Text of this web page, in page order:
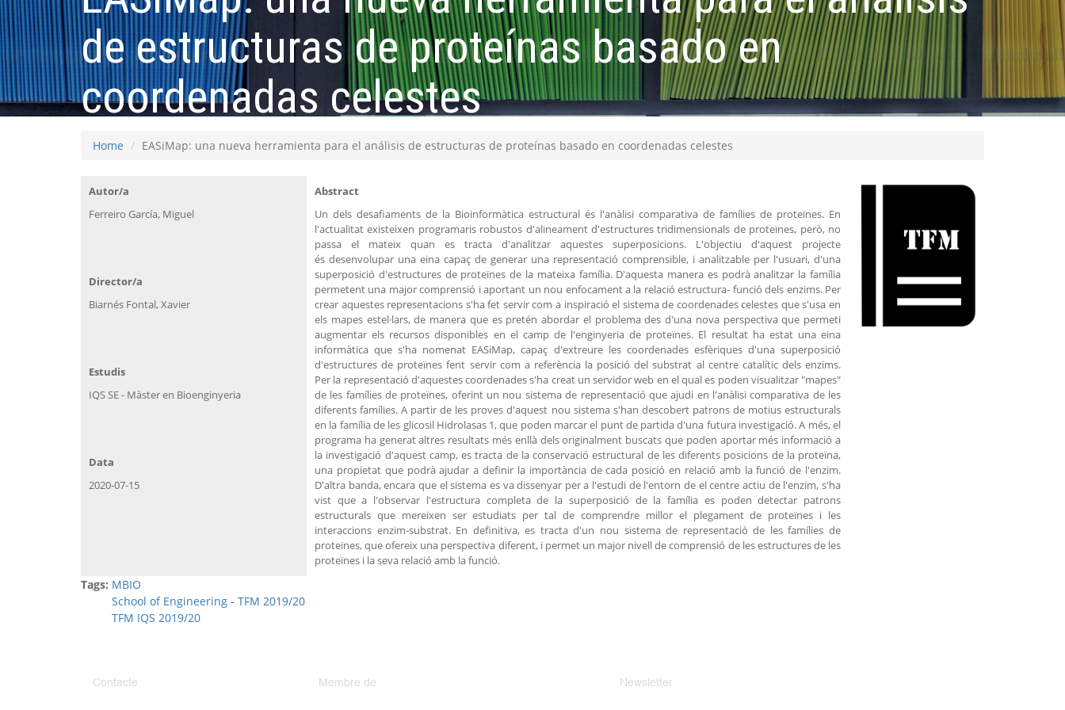
de estructuras de proteínas basado en
coordenadas celestes
Home EASiMap: una nueva herramienta para el análisis de estructuras de proteínas basado en coordenadas celestes
Autor/a
Ferreiro García, Miguel
Abstract
Un dels desafiaments de la Bioinformàtica estructural és l'anàlisi comparativa de famílies de proteïnes. En
l'actualitat existeixen programaris robustos d'alineament d'estructures tridimensionals de proteïnes, però, no
passa el mateix quan es tracta d'analitzar aquestes superposicions. L'objectiu d'aquest projecte
és desenvolupar una eina capaç de generar una representació comprensible, i analitzable per l'usuari, d'una
superposició d'estructures de proteïnes de la mateixa família. D'aquesta manera es podrà analitzar la família
permetent una major comprensió i aportant un nou enfocament a la relació estructura- funció dels enzims. Per
crear aquestes representacions s'ha fet servir com a inspiració el sistema de coordenades celestes que s'usa en
els mapes estel·lars, de manera que es pretén abordar el problema des d'una nova perspectiva que permeti
augmentar els recursos disponibles en el camp de l'enginyeria de proteïnes. El resultat ha estat una eina
informàtica que s'ha nomenat EASiMap, capaç d'extreure les coordenades esfèriques d'una superposició
d'estructures de proteïnes fent servir com a referència la posició del substrat al centre catalític dels enzims.
Per la representació d'aquestes coordenades s'ha creat un servidor web en el qual es poden visualitzar "mapes"
de les famílies de proteïnes, oferint un nou sistema de representació que ajudi en l'anàlisi comparativa de les
diferents famílies. A partir de les proves d'aquest nou sistema s'han descobert patrons de motius estructurals
en la família de les glicosil Hidrolasas 1, que poden marcar el punt de partida d'una futura investigació. A més, el
programa ha generat altres resultats més enllà dels originalment buscats que poden aportar més informació a
la investigació d'aquest camp, es tracta de la conservació estructural de les diferents posicions de la proteïna,
una propietat que podrà ajudar a definir la importància de cada posició en relació amb la funció de l'enzim.
D'altra banda, encara que el sistema es va dissenyar per a l'estudi de l'entorn de el centre actiu de l'enzim, s'ha
vist que a l'observar l'estructura completa de la superposició de la família es poden detectar patrons
estructurals que mereixen ser estudiats per tal de comprendre millor el plegament de proteïnes i les
interaccions enzim-substrat. En definitiva, es tracta d'un nou sistema de representació de les famílies de
proteïnes, que ofereix una perspectiva diferent, i permet un major nivell de comprensió de les estructures de les
proteïnes i la seva relació amb la funció.
Director/a
Biarnés Fontal, Xavier
Estudis
IQS SE - Màster en Bioenginyeria
Data
2020-07-15
Tags: MBIO
School of Engineering - TFM 2019/20
TFM IQS 2019/20
Contacte Membre de Newsletter